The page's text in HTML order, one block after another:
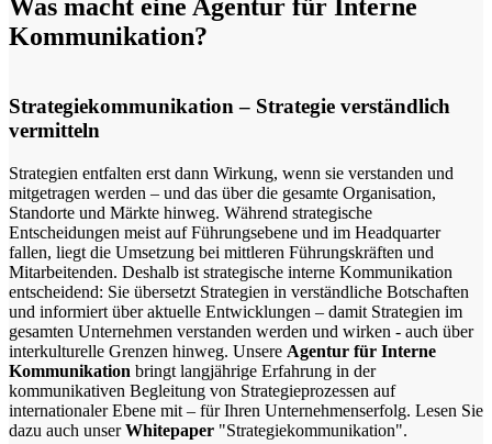
Was macht eine Agentur für Interne
Kommunikation?
Strategiekommunikation – Strategie verständlich
vermitteln
Strategien entfalten erst dann Wirkung, wenn sie verstanden und
mitgetragen werden – und das über die gesamte Organisation,
Standorte und Märkte hinweg. Während strategische
Entscheidungen meist auf Führungsebene und im Headquarter
fallen, liegt die Umsetzung bei mittleren Führungskräften und
Mitarbeitenden. Deshalb ist strategische interne Kommunikation
entscheidend: Sie übersetzt Strategien in verständliche Botschaften
und informiert über aktuelle Entwicklungen – damit Strategien im
gesamten Unternehmen verstanden werden und wirken - auch über
interkulturelle Grenzen hinweg. Unsere Agentur für Interne
Kommunikation bringt langjährige Erfahrung in der
kommunikativen Begleitung von Strategieprozessen auf
internationaler Ebene mit – für Ihren Unternehmenserfolg. Lesen Sie
dazu auch unserWhitepaper "Strategiekommunikation".